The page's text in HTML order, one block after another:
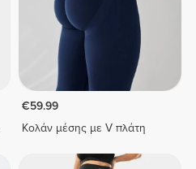
€59.99
Κολάν μέσης με V πλάτη